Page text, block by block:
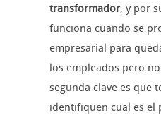
transformador, y por
funciona cuando se
empresarial para
los empleados pero
segunda clave es que
identifiquen cual es el